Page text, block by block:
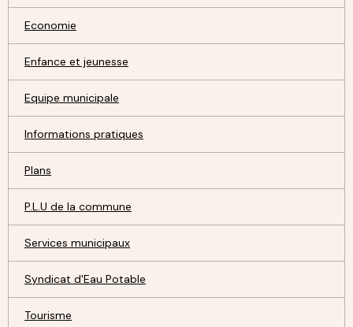
Economie
Enfance et jeunesse
Equipe municipale
Informations pratiques
Plans
P.L.U de la commune
Services municipaux
Syndicat d'Eau Potable
Tourisme